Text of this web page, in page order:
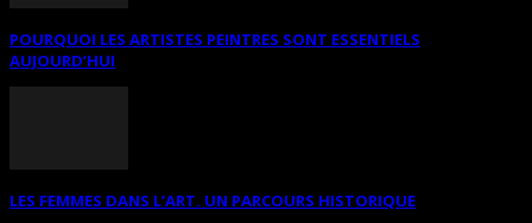
POURQUOI LES ARTISTES PEINTRES SONT ESSENTIELS
AUJOURD’HUI
LES FEMMES DANS L’ART. UN PARCOURS HISTORIQUE